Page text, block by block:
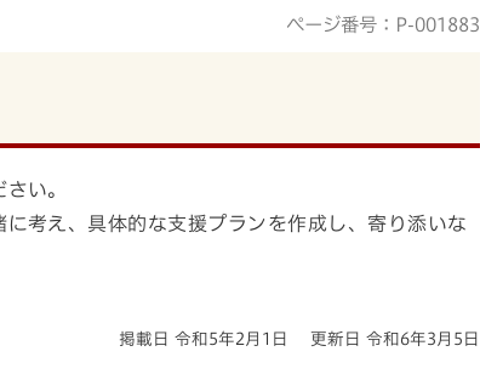
ページ番号：P-001883
い。
考え、具体的な支援プランを作成し、寄り添いな
掲載日 令和5年2月1日 更新日 令和6年3月5日